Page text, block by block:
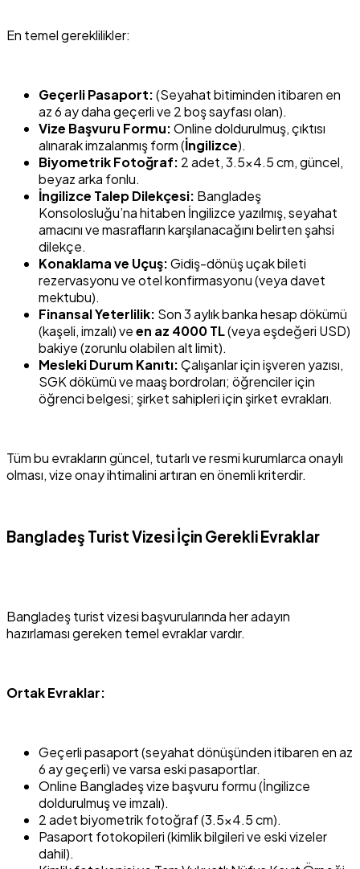
En temel gereklilikler:
Geçerli Pasaport:(Seyahat bitiminden itibaren en
az 6 ay daha geçerli ve 2 boş sayfası olan).
Vize Başvuru Formu:Online doldurulmuş, çıktısı
alınarak imzalanmış form (İngilizce).
Biyometrik Fotoğraf: 2 adet, 3.5×4.5 cm, güncel,
beyaz arka fonlu.
İngilizce Talep Dilekçesi: Bangladeş
Konsolosluğu’na hitaben İngilizce yazılmış, seyahat
amacını ve masrafların karşılanacağını belirten şahsi
dilekçe.
Konaklama ve Uçuş:Gidiş-dönüş uçak bileti
rezervasyonu ve otel konfirmasyonu (veya davet
mektubu).
Finansal Yeterlilik: Son 3 aylık banka hesap dökümü
(kaşeli, imzalı) veen az 4000 TL(veya eşdeğeri USD)
bakiye (zorunlu olabilen alt limit).
Mesleki Durum Kanıtı:Çalışanlar için işveren yazısı,
SGK dökümü ve maaş bordroları; öğrenciler için
öğrenci belgesi; şirket sahipleri için şirket evrakları.
Tüm bu evrakların güncel, tutarlı ve resmi kurumlarca onaylı
olması, vize onay ihtimalini artıran en önemli kriterdir.
Bangladeş Turist Vizesi İçin Gerekli Evraklar
Bangladeş turist vizesi başvurularında her adayın
hazırlaması gereken temel evraklar vardır.
Ortak Evraklar:
Geçerli pasaport (seyahat dönüşünden itibaren en az
6 ay geçerli) ve varsa eski pasaportlar.
Online Bangladeş vize başvuru formu (İngilizce
doldurulmuş ve imzalı).
2 adet biyometrik fotoğraf (3.5×4.5 cm).
Pasaport fotokopileri (kimlik bilgileri ve eski vizeler
dahil).